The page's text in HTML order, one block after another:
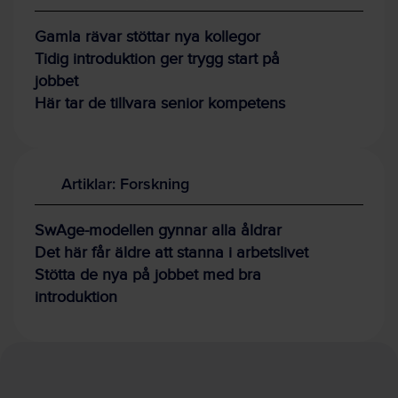
Gamla rävar stöttar nya kollegor
Tidig introduktion ger trygg start på
jobbet
Här tar de tillvara senior kompetens
Artiklar: Forskning
SwAge-modellen gynnar alla åldrar
Det här får äldre att stanna i arbetslivet
Stötta de nya på jobbet med bra
introduktion